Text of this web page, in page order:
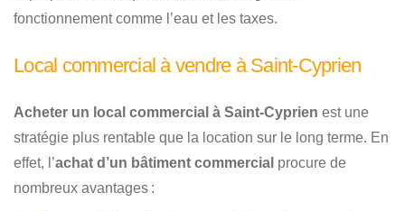
fonctionnement comme l’eau et les taxes.
Local commercial à vendre à Saint-Cyprien
Acheter un local commercial à Saint-Cyprien est une
stratégie plus rentable que la location sur le long terme. En
effet, l’achat d’un bâtiment commercial procure de
nombreux avantages :